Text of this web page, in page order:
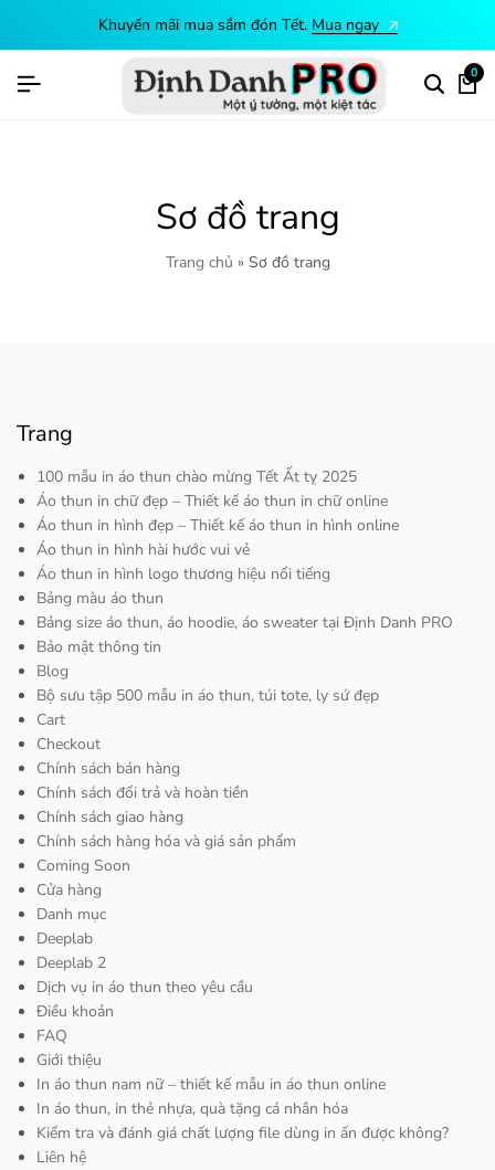
Khuyến mãi mua sắm đón Tết. Mua ngay
0
Sơ đồ trang
Trang chủ » Sơ đồ trang
Trang
100 mẫu in áo thun chào mừng Tết Ất tỵ 2025
Áo thun in chữ đẹp – Thiết kế áo thun in chữ online
Áo thun in hình đẹp – Thiết kế áo thun in hình online
Áo thun in hình hài hước vui vẻ
Áo thun in hình logo thương hiệu nổi tiếng
Bảng màu áo thun
Bảng size áo thun, áo hoodie, áo sweater tại Định Danh PRO
Bảo mật thông tin
Blog
Bộ sưu tập 500 mẫu in áo thun, túi tote, ly sứ đẹp
Cart
Checkout
Chính sách bán hàng
Chính sách đổi trả và hoàn tiền
Chính sách giao hàng
Chính sách hàng hóa và giá sản phẩm
Coming Soon
Cửa hàng
Danh mục
Deeplab
Deeplab 2
Dịch vụ in áo thun theo yêu cầu
Điều khoản
FAQ
Giới thiệu
In áo thun nam nữ – thiết kế mẫu in áo thun online
In áo thun, in thẻ nhựa, quà tặng cá nhân hóa
Kiểm tra và đánh giá chất lượng file dùng in ấn được không?
Liên hệ